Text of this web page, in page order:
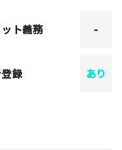
ト義務 -
録 あり